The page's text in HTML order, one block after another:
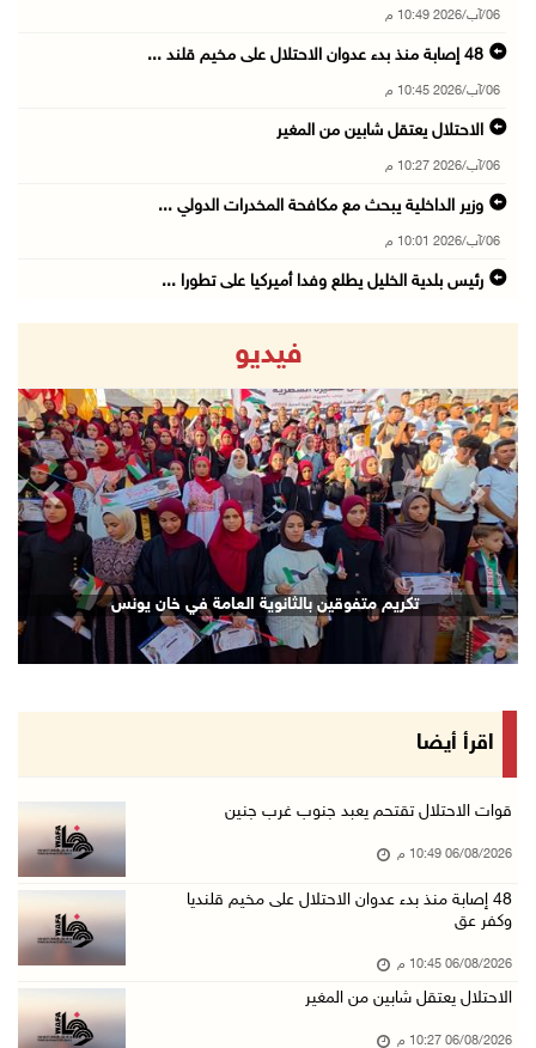
06/آب/2026 10:49 م
48 إصابة منذ بدء عدوان الاحتلال على مخيم قلند ...
06/آب/2026 10:45 م
الاحتلال يعتقل شابين من المغير
06/آب/2026 10:27 م
وزير الداخلية يبحث مع مكافحة المخدرات الدولي ...
06/آب/2026 10:01 م
رئيس بلدية الخليل يطلع وفدا أميركيا على تطورا ...
06/آب/2026 09:17 م
إصابة مسن بجروح ورضوض إثر اعتداء جيش الاحتلال ...
06/آب/2026 09:13 م
ورشة توصي بخطة عاجلة لاستعادة التعليم الوجاهي ...
06/آب/2026 09:08 م
الرئيس يستقبل مجلس بلدية رام الله ويشدد على د ...
06/آب/2026 08:36 م
جماهير شعبنا تشيع جثمان الشهيد علاء صبيح في ت ...
الاحتلال يوسع حملات الدهم والاعتقال في قلنديا ...
الرئيس المصري وملك البحرين يشددان على ضرورة ت ...
06/آب/2026 07:53 م
رابطة العالم الإسلامي تدين تواصل انتهاكات الا ...
06/آب/2026 07:36 م
اليونيسف: استشهاد 300 طفل منذ وقف إطلاق النار ...
فيديو
تكريم متفوقين بالثانوية العامة في خان يونس
Next
اقرأ أيضا
قوات الاحتلال تقتحم يعبد جنوب غرب جنين
06/08/2026 10:49 م
48 إصابة منذ بدء عدوان الاحتلال على مخيم قلنديا
وكفر عق
06/08/2026 10:45 م
الاحتلال يعتقل شابين من المغير
06/08/2026 10:27 م